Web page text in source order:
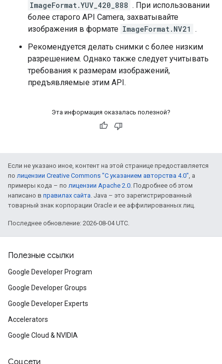
ImageFormat.YUV_420_888 . При использовании
более старого API Camera, захватывайте
изображения в формате ImageFormat.NV21 .
Рекомендуется делать снимки с более низким
разрешением. Однако также следует учитывать
требования к размерам изображений,
предъявляемые этим API.
Эта информация оказалась полезной?
Если не указано иное, контент на этой странице предоставляется
по лицензии Creative Commons "С указанием авторства 4.0", а
примеры кода – по лицензии Apache 2.0. Подробнее об этом
написано в правилах сайта. Java – это зарегистрированный
товарный знак корпорации Oracle и ее аффилированных лиц.
Последнее обновление: 2026-08-04 UTC.
Полезные ссылки
Google Developer Program
Google Developer Groups
Google Developer Experts
Accelerators
Google Cloud & NVIDIA
Соцсети